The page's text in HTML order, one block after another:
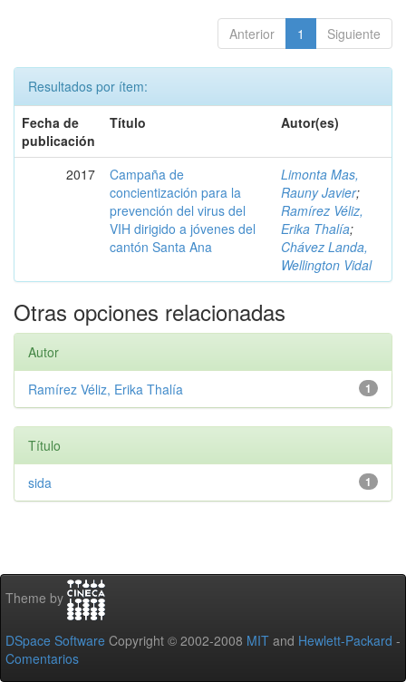
Anterior 1 Siguiente
Resultados por ítem:
Fecha de
publicación
Título Autor(es)
2017
Campaña de
concientización para la
prevención del virus del
VIH dirigido a jóvenes del
cantón Santa Ana
Limonta Mas,
Rauny Javier;
Ramírez Véliz,
Erika Thalía;
Chávez Landa,
Wellington Vidal
Otras opciones relacionadas
Autor
1
Ramírez Véliz, Erika Thalía
Título
1
sida
Theme by
DSpace Software Copyright © 2002-2008 MIT and Hewlett-Packard -
Comentarios